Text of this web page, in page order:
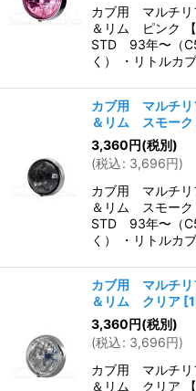
カブ用 マルチリ
＆リム ピンク
STD 93年〜（
く） ・リトル
カブ用 マルチリ
＆リム スモーク
3,360円(税別)
(税込: 3,696円)
カブ用 マルチリ
＆リム スモーク
STD 93年〜（
く） ・リトル
カブ用 マルチリ
＆リム クリア [
3,360円(税別)
(税込: 3,696円)
カブ用 マルチリ
＆リム クリア